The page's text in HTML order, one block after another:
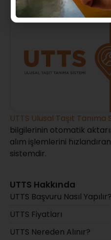
UTTS Ulusal Taşıt Tanıma
bilgilerinin otomatik
alım işlemlerini
sistemdir.
UTTS Hakkında
UTTS Başvuru Nasıl Yapılır?
UTTS Fiyatları
UTTS Nereden Alınır?